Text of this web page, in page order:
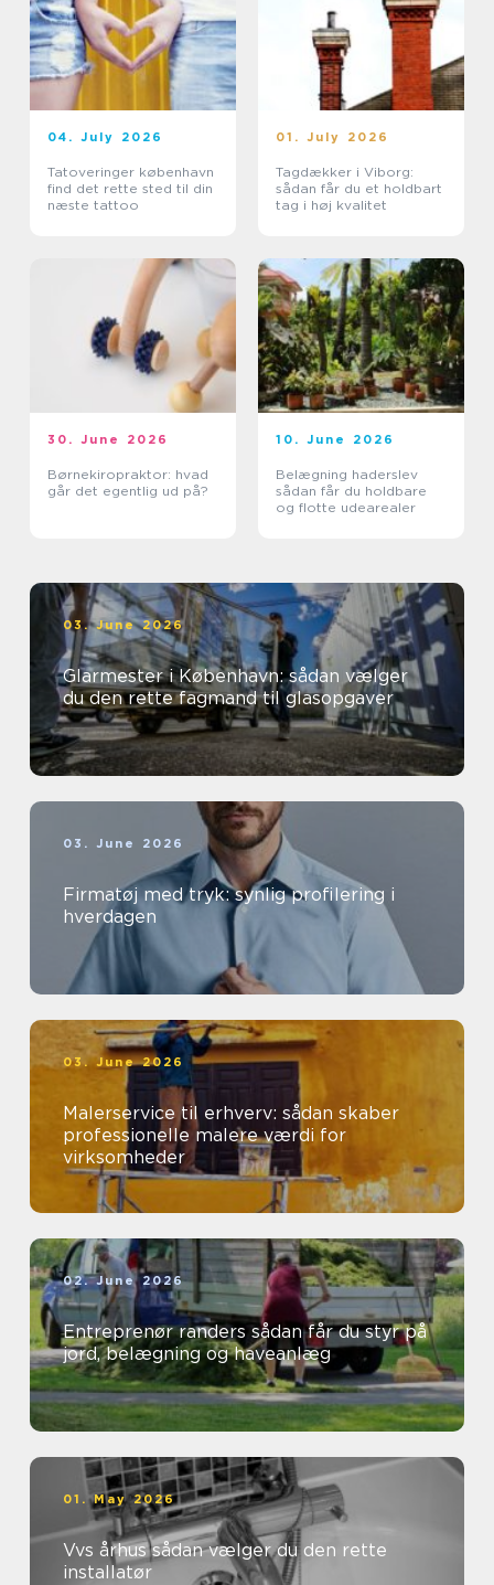
04. July 2026
Tatoveringer københavn
find det rette sted til din
næste tattoo
01. July 2026
Tagdækker i Viborg:
sådan får du et holdbart
tag i høj kvalitet
30. June 2026
Børnekiropraktor: hvad
går det egentlig ud på?
10. June 2026
Belægning haderslev
sådan får du holdbare
og flotte udearealer
03. June 2026
Glarmester i København: sådan vælger
du den rette fagmand til glasopgaver
03. June 2026
Firmatøj med tryk: synlig profilering i
hverdagen
03. June 2026
Malerservice til erhverv: sådan skaber
professionelle malere værdi for
virksomheder
02. June 2026
Entreprenør randers sådan får du styr på
jord, belægning og haveanlæg
01. May 2026
Vvs århus sådan vælger du den rette
installatør